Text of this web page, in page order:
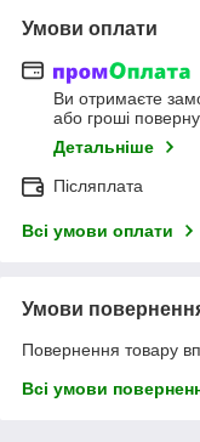
Умови оплати
Ви отримаєте
або гроші
Детальніше
Післяплата
Всі умови оплати
Умови
Повернення товару
Всі умови